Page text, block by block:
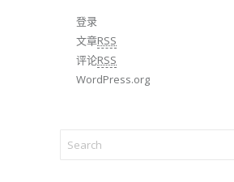
登录
文章RSS
评论RSS
WordPress.org